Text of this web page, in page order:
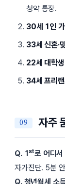
청약 통장.
30세 1인 가
33세 신혼·
22세 대학생
34세 프리랜
자주
Q. 1st로 어디
자가진단. 5분
Q. 청년월세 소